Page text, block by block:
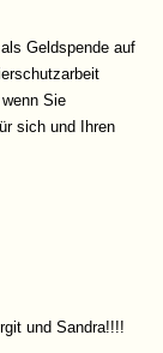
als Geldspende auf
Sie
sich und Ihren
und Sandra!!!!